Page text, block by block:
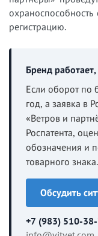
регистрацию.
Бренд
Если оборот по
год, а заявка в
«Ветров и
Роспатента,
обозначения и
товарного знака.
Обсудить
+7 (983) 510-